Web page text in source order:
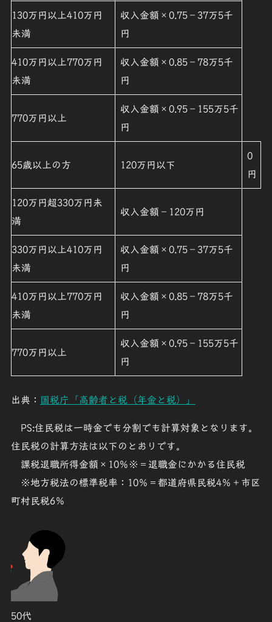
130万円以上410万円
未満
収入金額×0.75－37万5千
円
410万円以上770万円
未満
収入金額×0.85－78万5千
円
770万円以上
収入金額×0.95－155万5千
円
65歳以上の方 120万円以下
0
円
120万円超330万円未
満
収入金額－120万円
330万円以上410万円
未満
収入金額×0.75－37万5千
円
410万円以上770万円
未満
収入金額×0.85－78万5千
円
770万円以上
収入金額×0.95－155万5千
円
出典： 国税庁「高齢者と税（年金と税）」
PS:住民税は一時金でも分割でも計算対象となります。
住民税の計算方法は以下のとおりです。
課税退職所得金額×10％※＝退職金にかかる住民税
※地方税法の標準税率：10％＝都道府県民税4％＋市区
町村民税6％
50代